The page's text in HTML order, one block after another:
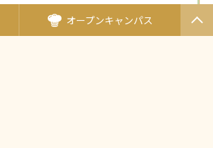
ラブニール国際K・Hカレッジ
東京メディカル歯科専門学校
オープンキャンパス